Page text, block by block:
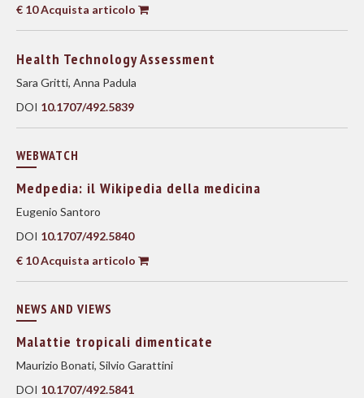
€ 10 Acquista articolo
Health Technology Assessment
Sara Gritti, Anna Padula
DOI 10.1707/492.5839
WEBWATCH
Medpedia: il Wikipedia della medicina
Eugenio Santoro
DOI 10.1707/492.5840
€ 10 Acquista articolo
NEWS AND VIEWS
Malattie tropicali dimenticate
Maurizio Bonati, Silvio Garattini
DOI 10.1707/492.5841